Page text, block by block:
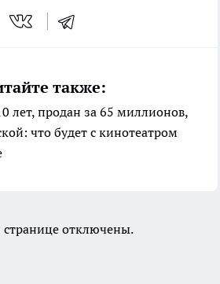
также:
лет, продан за 65 миллионов,
что будет с кинотеатром
отключены.